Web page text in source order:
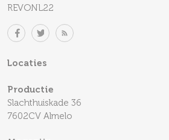
REVONL22
Locaties
Productie
Slachthuiskade 36
7602CV Almelo